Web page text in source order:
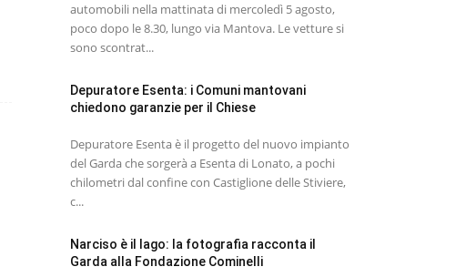
automobili nella mattinata di mercoledì 5 agosto,
poco dopo le 8.30, lungo via Mantova. Le vetture si
sono scontrat...
Depuratore Esenta: i Comuni mantovani
chiedono garanzie per il Chiese
Depuratore Esenta è il progetto del nuovo impianto
del Garda che sorgerà a Esenta di Lonato, a pochi
chilometri dal confine con Castiglione delle Stiviere,
c...
Narciso è il lago: la fotografia racconta il
Garda alla Fondazione Cominelli